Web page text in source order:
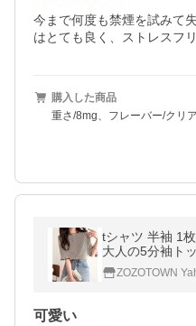
今まで何度も禁煙を試みて
はとても良く、ストレスフ
購入した商品
重さ/8mg、フレーバー/クリ
tシャツ 半袖 1
大人の5分袖ト
プリーツ五分袖
スZOZOTOWN
可愛い